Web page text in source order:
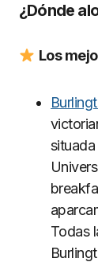
¿Dónde
Los
Todas